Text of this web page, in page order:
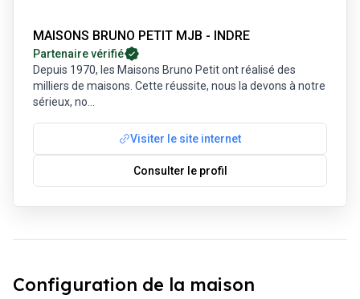
MAISONS BRUNO PETIT MJB - INDRE
Partenaire vérifié
Depuis 1970, les Maisons Bruno Petit ont réalisé des
milliers de maisons. Cette réussite, nous la devons à notre
sérieux, no
Visiter le site internet
Consulter le profil
Configuration de la maison